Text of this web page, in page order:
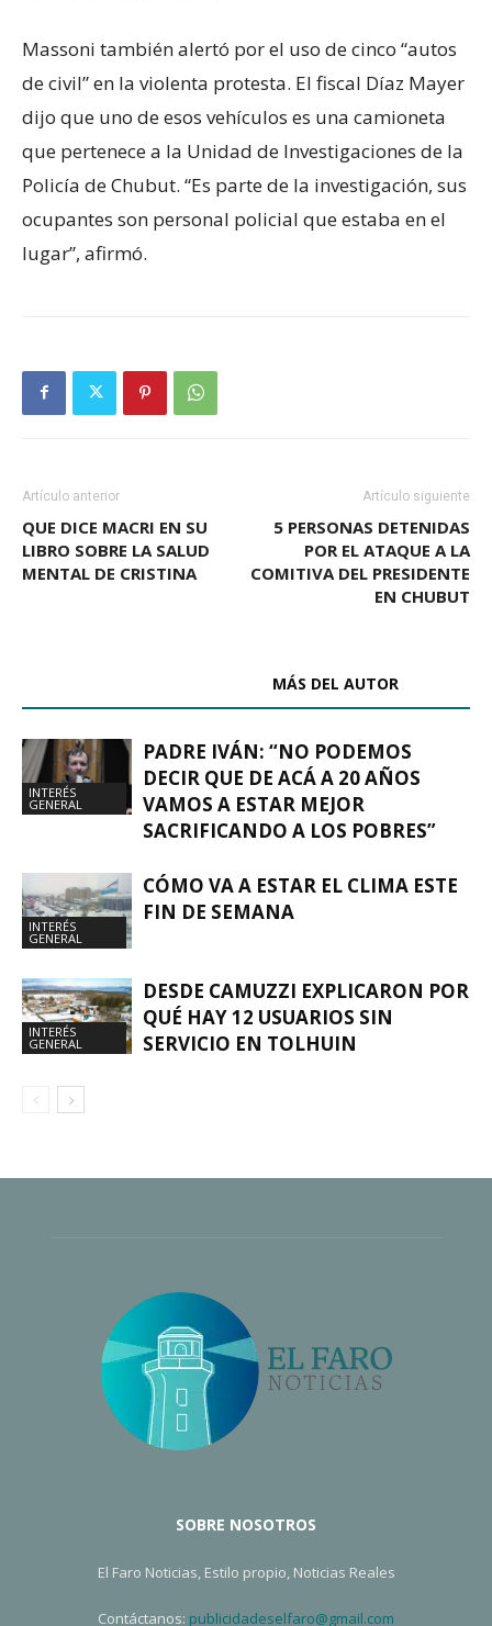
Massoni también alertó por el uso de cinco “autos
de civil” en la violenta protesta. El fiscal Díaz Mayer
dijo que uno de esos vehículos es una camioneta
que pertenece a la Unidad de Investigaciones de la
Policía de Chubut. “Es parte de la investigación, sus
ocupantes son personal policial que estaba en el
lugar”, afirmó.
Artículo anterior
QUE DICE MACRI EN SU
LIBRO SOBRE LA SALUD
MENTAL DE CRISTINA
Artículo siguiente
5 PERSONAS DETENIDAS
POR EL ATAQUE A LA
COMITIVA DEL PRESIDENTE
EN CHUBUT
MÁS DEL AUTOR
INTERÉS
GENERAL
PADRE IVÁN: “NO PODEMOS
DECIR QUE DE ACÁ A 20 AÑOS
VAMOS A ESTAR MEJOR
SACRIFICANDO A LOS POBRES”
INTERÉS
GENERAL
CÓMO VA A ESTAR EL CLIMA ESTE
FIN DE SEMANA
INTERÉS
GENERAL
DESDE CAMUZZI EXPLICARON POR
QUÉ HAY 12 USUARIOS SIN
SERVICIO EN TOLHUIN
SOBRE NOSOTROS
El Faro Noticias, Estilo propio, Noticias Reales
Contáctanos: publicidadeselfaro@gmail.com